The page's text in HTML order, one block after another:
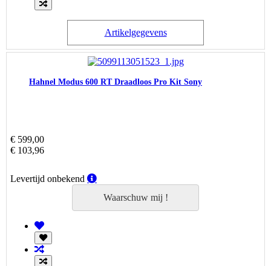
Artikelgegevens
Hahnel Modus 600 RT Draadloos Pro Kit Sony
€ 599,00
€ 103,96
Levertijd onbekend
Levertijd
Waarschuw mij !